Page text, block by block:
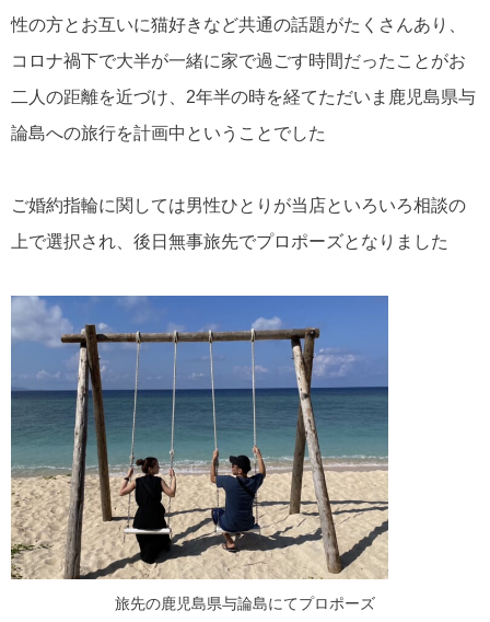
性の方とお互いに猫好きなど共通の話題がたくさんあり、
コロナ禍下で大半が一緒に家で過ごす時間だったことがお
二人の距離を近づけ、2年半の時を経てただいま鹿児島県与
論島への旅行を計画中ということでした
ご婚約指輪に関しては男性ひとりが当店といろいろ相談の
上で選択され、後日無事旅先でプロポーズとなりました
旅先の鹿児島県与論島にてプロポーズ